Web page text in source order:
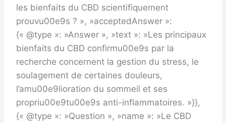
les bienfaits du CBD scientifiquement
prouvu00e9s ? », »acceptedAnswer »:
{« @type »: »Answer », »text »: »Les principaux
bienfaits du CBD confirmu00e9s par la
recherche concernent la gestion du stress, le
soulagement de certaines douleurs,
l’amu00e9lioration du sommeil et ses
propriu00e9tu00e9s anti-inflammatoires. »}},
{« @type »: »Question », »name »: »Le CBD